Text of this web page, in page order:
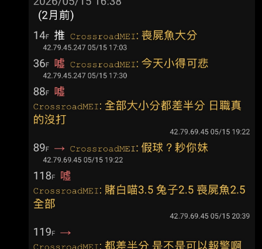
璋罕見說出重話。 郭郁政在第4局讓張皓崴打出
內野滾地球，結果他接球失誤，被對上攻佔上壘
包，隨後就被 陳傑憲轟2分砲。第5局再讓張皓崴
打出一壘方向內野滾地球，他沒有及時補位，結
果形成內 野安打，之後又發生投手犯規，這局獅
隊一口氣得3分。 「就是這樣啦，